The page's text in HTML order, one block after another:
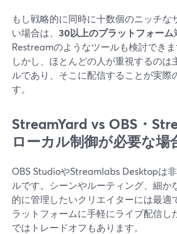
もし戦略的に同時に十数個のニッチな
い場合は、 30以上のプラットフォーム
Restreamのようなツールも検討でき
しかし、ほとんどの人が重視するのは
ルであり、そこに配信することが実際
す。
StreamYard vs OBS・
ローカル制御が必要な場
OBS StudioやStreamlabs Desktopは
ルです。シーンやルーティング、細か
的に管理したいクリエイターには最適
ラットフォームに手軽にライブ配信し
ではトレードオフもあります。